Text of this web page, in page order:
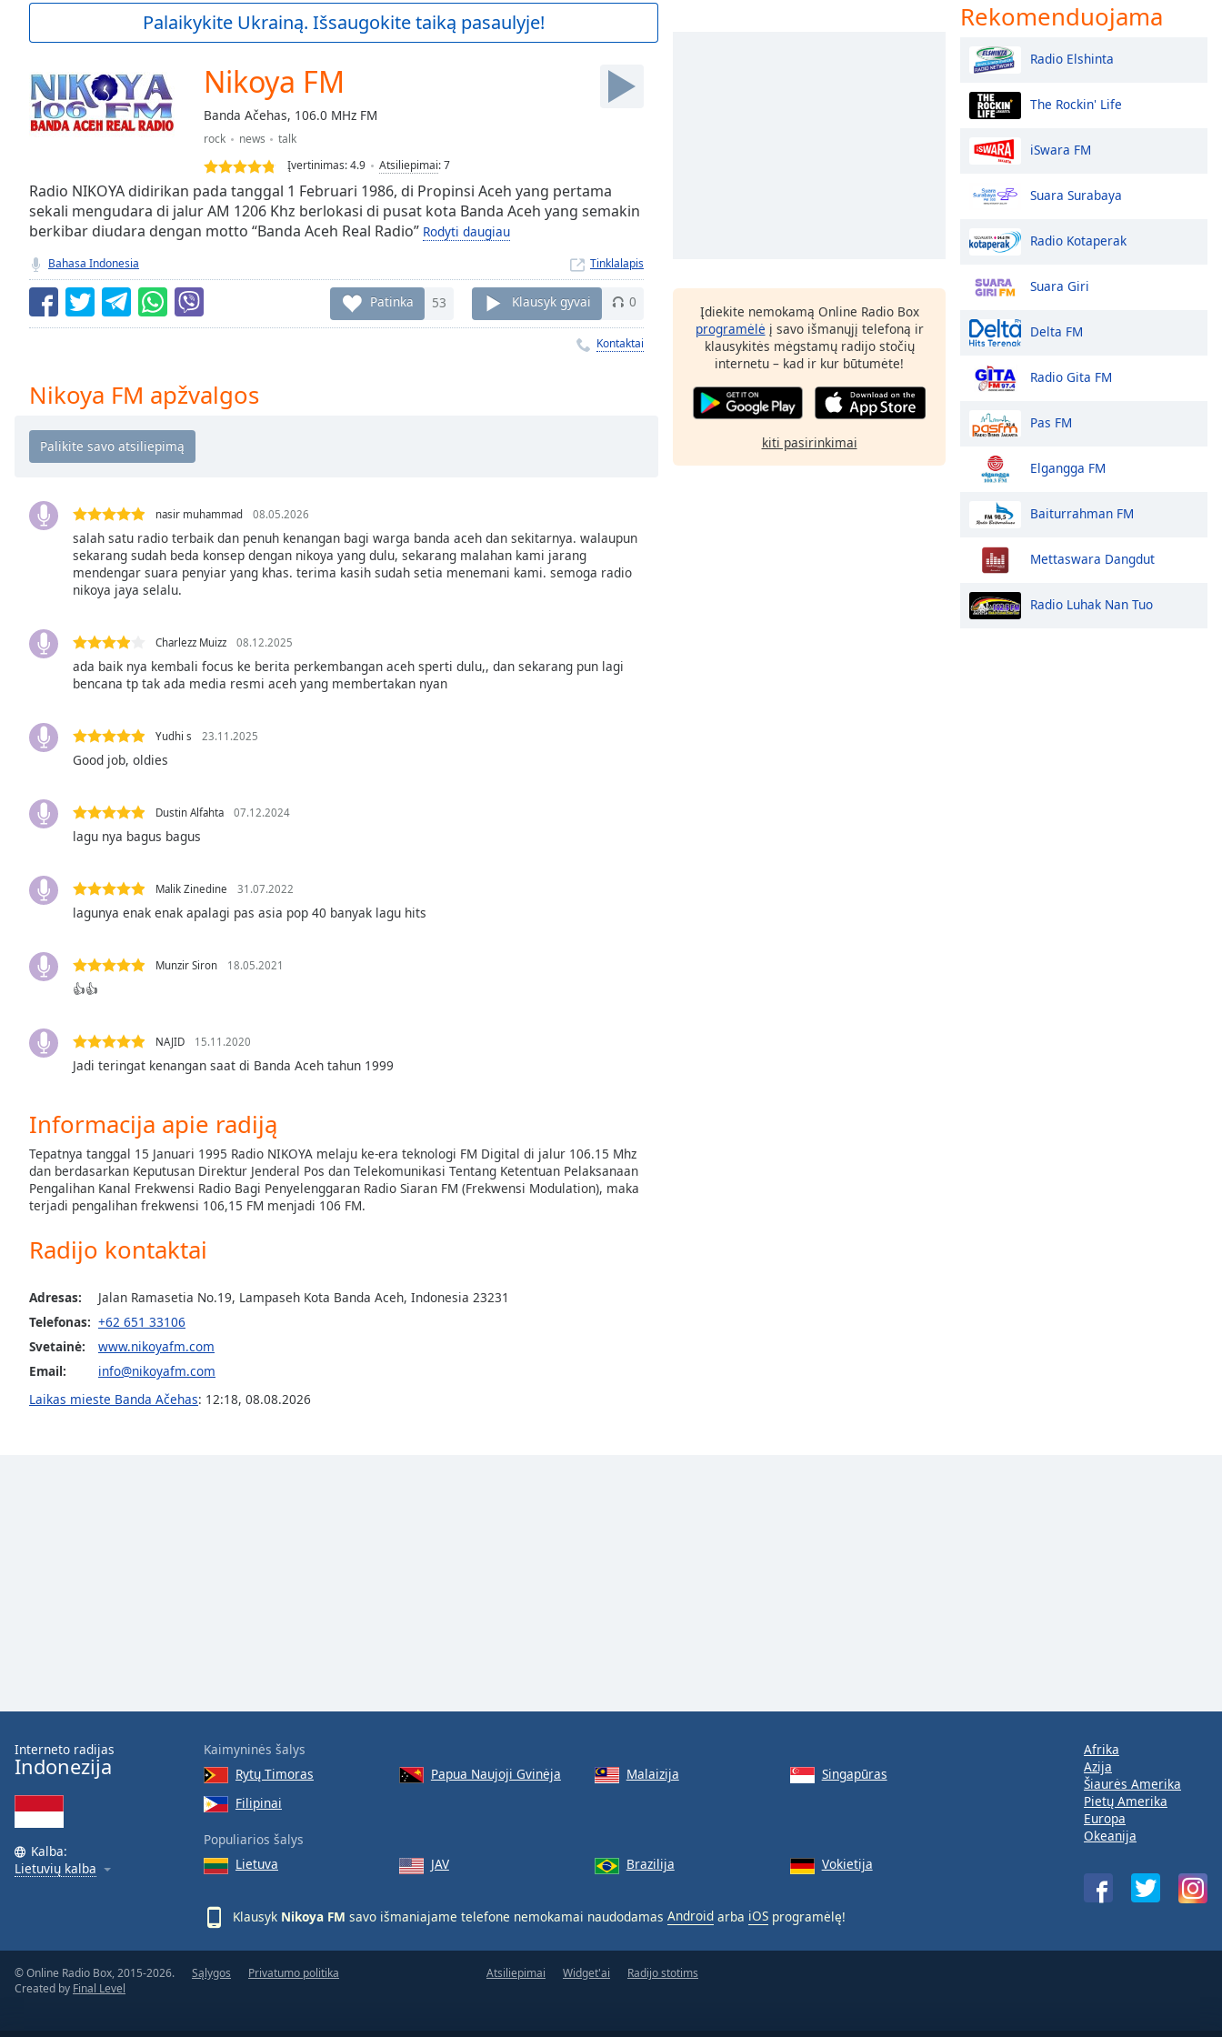
Current
Loaded:
0.00%
Seek to
currently
behind
Remaining
Time-
Chapters
descriptions
off
selected
subtitles
settings,
opens
subtitles
dialog
subtitles
Audio
in-
Picture
Beginning
window.
cancel
window.
Color
Opacity
Size
Text
Edge
Style
Reset
Palaikykite Ukrainą. Išsaugokite taiką pasaulyje!
Nikoya FM
Banda Ačehas, 106.0 MHz FM
rock news
talk
Įvertinimas:4.9 Atsiliepimai:7
Radio NIKOYA didirikan pada tanggal 1 Februari 1986, di Propinsi Aceh yang pertama
sekali mengudara di jalur AM 1206 Khz berlokasi di pusat kota Banda Aceh yang semakin
berkibar diudara dengan motto “Banda Aceh Real Radio” Rodyti daugiau
Bahasa Indonesia Tinklalapis
Patinka 53 Klausyk gyvai 0
Kontaktai
Nikoya FM apžvalgos
nasir muhammad 08.05.2026
salah satu radio terbaik dan penuh kenangan bagi warga banda aceh dan sekitarnya. walaupun
sekarang sudah beda konsep dengan nikoya yang dulu, sekarang malahan kami jarang
mendengar suara penyiar yang khas. terima kasih sudah setia menemani kami. semoga radio
nikoya jaya selalu.
Charlezz Muizz 08.12.2025
ada baik nya kembali focus ke berita perkembangan aceh sperti dulu,, dan sekarang pun lagi
bencana tp tak ada media resmi aceh yang membertakan nyan
Yudhi s 23.11.2025
Good job, oldies
Dustin Alfahta 07.12.2024
lagu nya bagus bagus
Malik Zinedine 31.07.2022
lagunya enak enak apalagi pas asia pop 40 banyak lagu hits
Munzir Siron 18.05.2021
👍👍
NAJID 15.11.2020
Jadi teringat kenangan saat di Banda Aceh tahun 1999
Informacija apie radiją
Tepatnya tanggal 15 Januari 1995 Radio NIKOYA melaju ke-era teknologi FM Digital di jalur 106.15 Mhz
dan berdasarkan Keputusan Direktur Jenderal Pos dan Telekomunikasi Tentang Ketentuan Pelaksanaan
Pengalihan Kanal Frekwensi Radio Bagi Penyelenggaran Radio Siaran FM (Frekwensi Modulation), maka
terjadi pengalihan frekwensi 106,15 FM menjadi 106 FM.
Radijo kontaktai
Adresas:
Jalan Ramasetia No.19, Lampaseh Kota Banda Aceh, Indonesia 23231
Telefonas: +62 651 33106
Svetainė:
www.nikoyafm.com
Email:
info@nikoyafm.com
Laikas mieste Banda Ačehas: 12:18, 08.08.2026
Įdiekite nemokamą Online Radio Box
programėlė į savo išmanųjį telefoną ir
klausykitės mėgstamų radijo stočių
internetu – kad ir kur būtumėte!
kiti pasirinkimai
Rekomenduojama
Radio Elshinta
The Rockin' Life
iSwara FM
Suara Surabaya
Radio Kotaperak
Suara Giri
Delta FM
Radio Gita FM
Pas FM
Elgangga FM
Baiturrahman FM
Mettaswara Dangdut
Radio Luhak Nan Tuo
Interneto radijas
Indonezija
Kalba:
Lietuvių kalba
Kaimyninės šalys
Rytų Timoras
Papua Naujoji Gvinėja Malaizija
Singapūras
Filipinai
Populiarios šalys
Lietuva
JAV Brazilija Vokietija
Klausyk Nikoya FM savo išmaniajame telefone nemokamai naudodamas Android arba iOS programėlę!
Afrika
Azija
Šiaurės Amerika
Pietų Amerika
Europa
Okeanija
© Online Radio Box, 2015-2026.
Created by Final Level
Sąlygos Privatumo politika Atsiliepimai Widget'ai Radijo stotims